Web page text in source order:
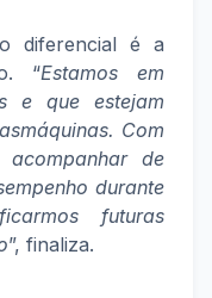
diferencial é a
“Estamos em
e que estejam
Com
acompanhar de
durante
futuras
”, finaliza.